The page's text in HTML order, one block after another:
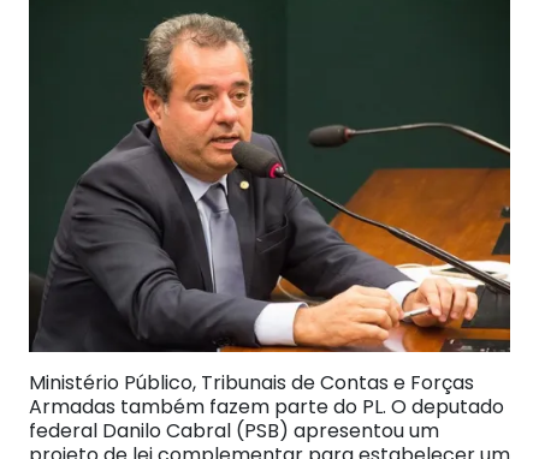
Ministério Público, Tribunais de Contas e Forças
Armadas também fazem parte do PL. O deputado
federal Danilo Cabral (PSB) apresentou um